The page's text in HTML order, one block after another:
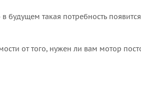
такая потребность
от того, нужен ли вам мотор